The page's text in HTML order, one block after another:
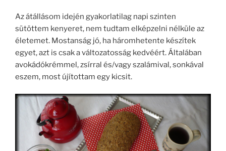
Az átállásom idején gyakorlatilag napi szinten
sütöttem kenyeret, nem tudtam elképzelni nélküle az
életemet. Mostanság jó, ha háromhetente készítek
egyet, azt is csak a változatosság kedvéért. Általában
avokádókrémmel, zsírral és/vagy szalámival, sonkával
eszem, most újítottam egy kicsit.